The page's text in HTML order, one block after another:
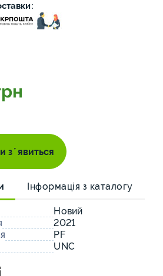
зʼявиться
Інформація з каталогу
Новий
2021
PF
UNC